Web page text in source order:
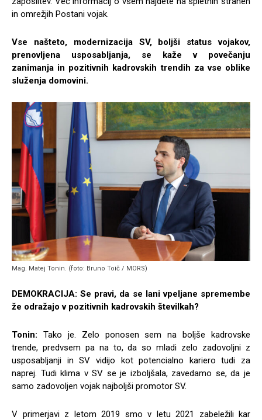
in omrežjih Postani vojak.
Vse našteto, modernizacija SV, boljši status vojakov,
prenovljena usposabljanja, se kaže v povečanju
zanimanja in pozitivnih kadrovskih trendih za vse oblike
služenja domovini.
Mag. Matej Tonin. (foto: Bruno Toič / MORS)
DEMOKRACIJA:Se pravi, da se lani vpeljane spremembe
že odražajo v pozitivnih kadrovskih številkah?
Tonin: Tako je. Zelo ponosen sem na boljše kadrovske
trende, predvsem pa na to, da so mladi zelo zadovoljni z
usposabljanji in SV vidijo kot potencialno kariero tudi za
naprej. Tudi klima v SV se je izboljšala, zavedamo se, da je
samo zadovoljen vojak najboljši promotor SV.
V primerjavi z letom 2019 smo v letu 2021 zabeležili kar